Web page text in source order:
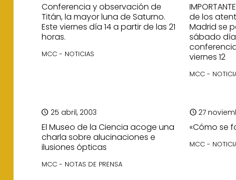
Conferencia y observación de
Titán, la mayor luna de Saturno.
Este viernes día 14 a partir de las 21
horas.
MCC - NOTICIAS
de los
Madrid se
sábado día
viernes 12
MCC -
25 abril, 2003
El Museo de la Ciencia acoge una
charla sobre alucinaciones e
ilusiones ópticas
MCC - NOTAS DE PRENSA
27
«Cómo se
MCC -